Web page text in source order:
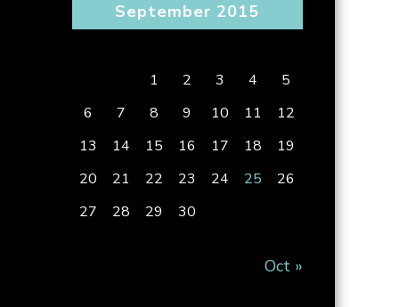
September 2015
1
2 3 4
5
6
7 8 9 10 11
12
13
14 15 16 17 18
19
20
21 22 23 24 25
26
27
28 29 30
Oct »